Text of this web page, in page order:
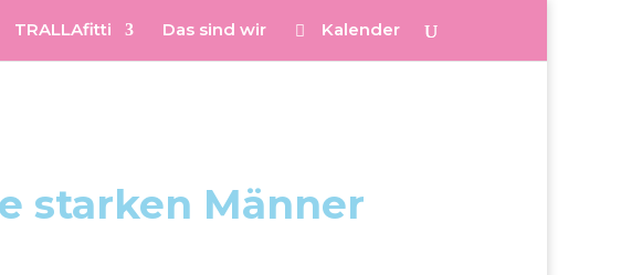
TRALLAfitti Das sind wir Kalender
starken Männer